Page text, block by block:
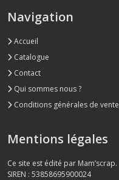
Navigation
Accueil
Catalogue
Contact
Qui sommes nous ?
Conditions générales de vente
Mentions légales
Ce site est édité par Mam’scrap.
SIREN : 53858695900024